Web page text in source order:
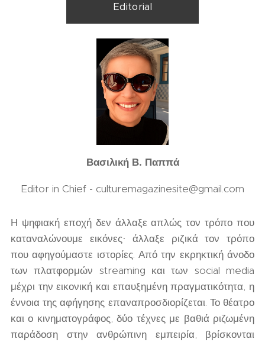
Editorial
Βασιλική Β. Παππά
Editor in Chief - culturemagazinesite@gmail.com
Η ψηφιακή εποχή δεν άλλαξε απλώς τον τρόπο που
καταναλώνουμε εικόνες· άλλαξε ριζικά τον τρόπο
που αφηγούμαστε ιστορίες. Από την εκρηκτική άνοδο
των πλατφορμών streaming και των social media
μέχρι την εικονική και επαυξημένη πραγματικότητα, η
έννοια της αφήγησης επαναπροσδιορίζεται. Το θέατρο
και ο κινηματογράφος, δύο τέχνες με βαθιά ριζωμένη
παράδοση στην ανθρώπινη εμπειρία, βρίσκονται